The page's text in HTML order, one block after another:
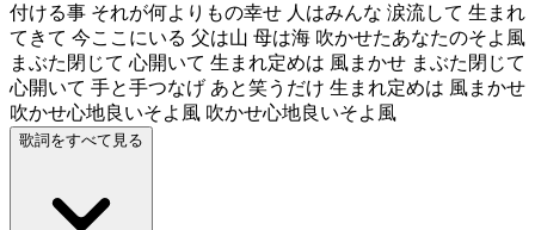
付ける事 それが何よりもの幸せ 人はみんな 涙流して 生まれ
てきて 今ここにいる 父は山 母は海 吹かせたあなたのそよ風
まぶた閉じて 心開いて 生まれ定めは 風まかせ まぶた閉じて
心開いて 手と手つなげ あと笑うだけ 生まれ定めは 風まかせ
吹かせ心地良いそよ風 吹かせ心地良いそよ風
歌詞をすべて見る